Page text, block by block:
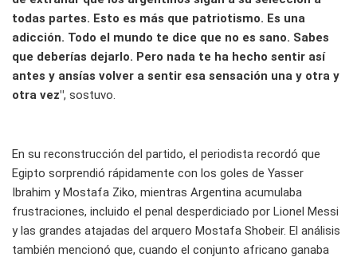
todas partes. Esto es más que patriotismo. Es una
adicción. Todo el mundo te dice que no es sano. Sabes
que deberías dejarlo. Pero nada te ha hecho sentir así
antes y ansías volver a sentir esa sensación una y otra y
otra vez", sostuvo.
En su reconstrucción del partido, el periodista recordó que
Egipto sorprendió rápidamente con los goles de Yasser
Ibrahim y Mostafa Ziko, mientras Argentina acumulaba
frustraciones, incluido el penal desperdiciado por Lionel Messi
y las grandes atajadas del arquero Mostafa Shobeir. El análisis
también mencionó que, cuando el conjunto africano ganaba